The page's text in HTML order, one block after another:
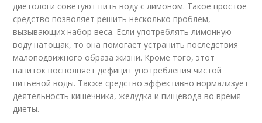
диетологи советуют пить воду с лимоном. Такое простое
средство позволяет решить несколько проблем,
вызывающих набор веса. Если употреблять лимонную
воду натощак, то она помогает устранить последствия
малоподвижного образа жизни. Кроме того, этот
напиток восполняет дефицит употребления чистой
питьевой воды. Также средство эффективно нормализует
деятельность кишечника, желудка и пищевода во время
диеты.